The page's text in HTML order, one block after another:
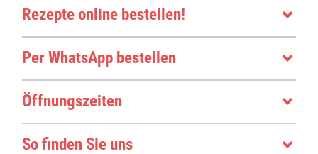
Rezepte online bestellen!
Per WhatsApp bestellen
Öffnungszeiten
So finden Sie uns
VITAMINE
VERDAUUNG
LIEFERSERVICE
ONLINE BESTELLEN